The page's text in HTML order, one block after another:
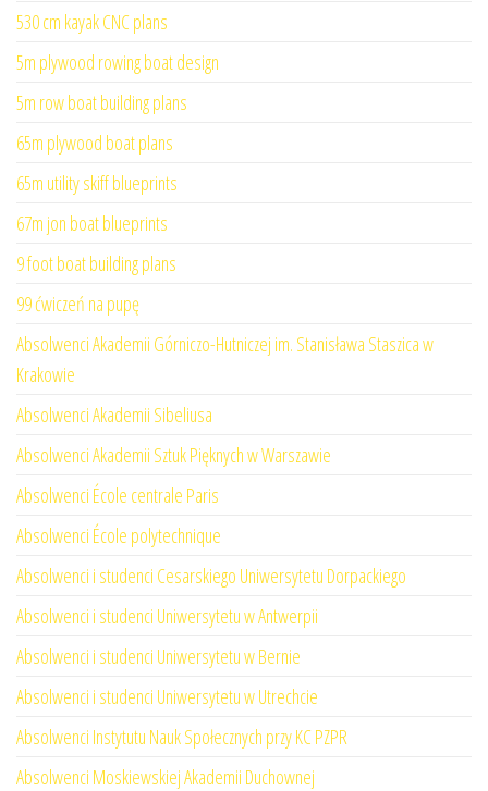
530 cm kayak CNC plans
5m plywood rowing boat design
5m row boat building plans
65m plywood boat plans
65m utility skiff blueprints
67m jon boat blueprints
9 foot boat building plans
99 ćwiczeń na pupę
Absolwenci Akademii Górniczo-Hutniczej im. Stanisława Staszica w
Krakowie
Absolwenci Akademii Sibeliusa
Absolwenci Akademii Sztuk Pięknych w Warszawie
Absolwenci École centrale Paris
Absolwenci École polytechnique
Absolwenci i studenci Cesarskiego Uniwersytetu Dorpackiego
Absolwenci i studenci Uniwersytetu w Antwerpii
Absolwenci i studenci Uniwersytetu w Bernie
Absolwenci i studenci Uniwersytetu w Utrechcie
Absolwenci Instytutu Nauk Społecznych przy KC PZPR
Absolwenci Moskiewskiej Akademii Duchownej